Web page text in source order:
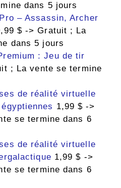
dans 5 jours
– Assassin, Archer
$ -> Gratuit ; La
dans 5 jours
: Jeu de tir
; La vente se termine
de réalité virtuelle
1,99 $ ->
se termine dans 6
de réalité virtuelle
1,99 $ ->
se termine dans 6